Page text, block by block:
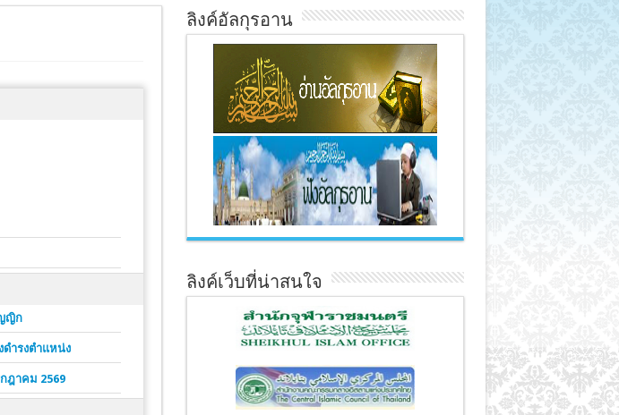
ญิก
ดำรงตำแหน่ง
ฎาคม 2569
ลิงค์อัลกุรอาน
ลิงค์เว็บที่น่าสนใจ